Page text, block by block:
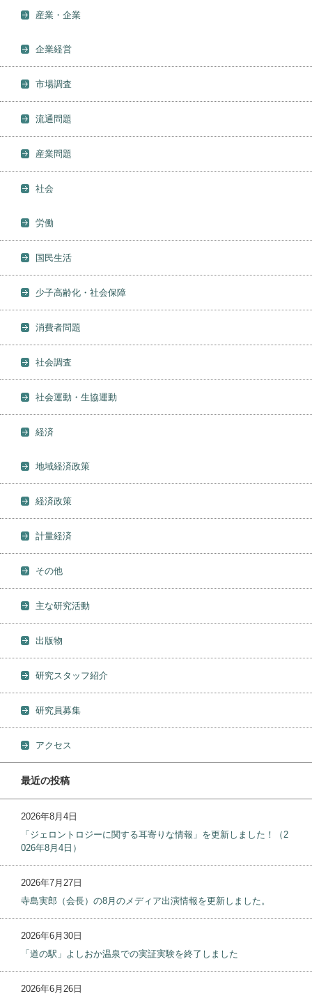
産業・企業
企業経営
市場調査
流通問題
産業問題
社会
労働
国民生活
少子高齢化・社会保障
消費者問題
社会調査
社会運動・生協運動
経済
地域経済政策
経済政策
計量経済
その他
主な研究活動
出版物
研究スタッフ紹介
研究員募集
アクセス
最近の投稿
2026年8月4日
「ジェロントロジーに関する耳寄りな情報」を更新しました！（2
026年8月4日）
2026年7月27日
寺島実郎（会長）の8月のメディア出演情報を更新しました。
2026年6月30日
「道の駅」よしおか温泉での実証実験を終了しました
2026年6月26日